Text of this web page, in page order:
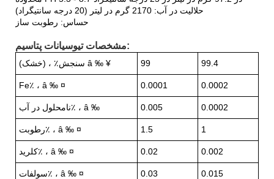
حلالیت در آب: 2170 گرم در لیتر (20 درجه سانتیگراد)
حساس: رطوبت ساز
مشخصات تیوسیانات پتاسیم:
سنجش٪ ، (خشک) â ‰ ¥ 99 99.4
Fe٪ ، â ‰ ¤ 0.0001 0.0002
نامحلول در آب٪ ، â ‰ 0.005 0.0002
رطوبت٪ ، â ‰ ¤ 1.5 1
کلرید٪ ، â ‰ ¤ 0.02 0.002
سولفات٪ ، â ‰ ¤ 0.03 0.015